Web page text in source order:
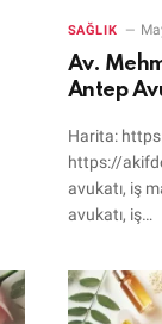
SAĞLIK
Av.
Antep
Harita:
https://
avukatı, iş
avukatı, iş…